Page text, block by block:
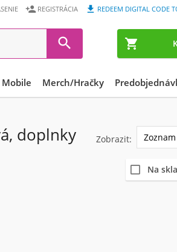

 REDEEM DIGITAL CODE
 REGISTRÁCIA

Mobile Merch/Hračky
doplnky Zobrazit:
Na